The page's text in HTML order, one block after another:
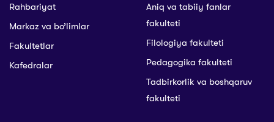
Rahbariyat
Markaz va bo’limlar
Fakultetlar
Kafedralar
Aniq va tabiiy fanlar
fakulteti
Filologiya fakulteti
Pedagogika fakulteti
Tadbirkorlik va boshqaruv
fakulteti